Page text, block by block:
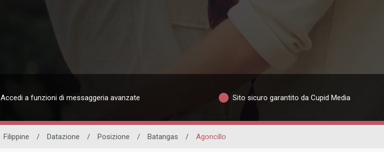
Accedi a funzioni di messaggeria avanzate Sito sicuro garantito da Cupid Media
Filippine / Datazione / Posizione / Batangas / Agoncillo